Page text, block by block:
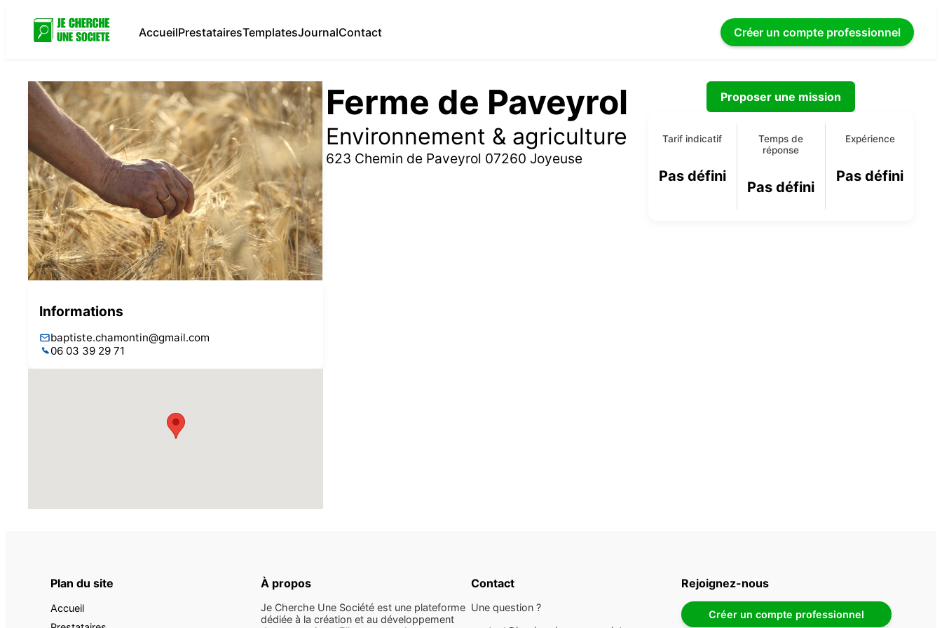
AccueilPrestatairesTemplatesJournalContact Créer un compte professionnel
Ferme de Paveyrol
Environnement & agriculture
623 Chemin de Paveyrol 07260 Joyeuse
Proposer une mission
Tarif indicatif
Pas défini
Temps de
réponse
Pas défini
Expérience
Pas défini
Informations
baptiste.chamontin@gmail.com
06 03 39 29 71
Plan du site
Accueil
À propos
Je Cherche Une Société est une plateforme
dédiée à la création et au développement
Contact
Une question ?
Rejoignez-nous
Créer un compte professionnel